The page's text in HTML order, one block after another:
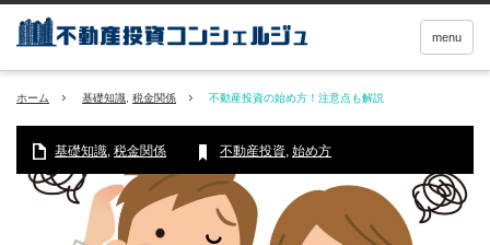
menu
ホーム 基礎知識 税金関係 不動産投資の始め方！注意点も解説
基礎知識, 税金関係 不動産投資, 始め方